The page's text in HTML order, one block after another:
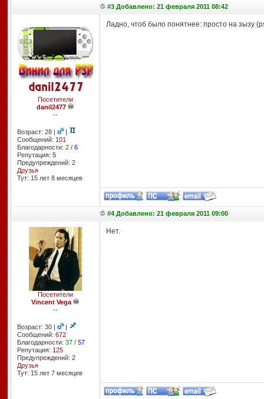
#3 Добавлено: 21 февраля 2011 08:42
Посетители
danil2477
--
Возраст: 28 |
|
Сообщений: 101
Благодарности: 2/ 6
Репутация: 5
Предупреждений: 2
Друзья
Тут: 15 лет 8 месяцев
Ладно, чтоб было понятнее: просто на зызу
#4 Добавлено: 21 февраля 2011 09:00
Посетители
Vincent Vega
--
Возраст: 30 |
|
Сообщений: 672
Благодарности: 37/ 57
Репутация: 125
Предупреждений: 2
Друзья
Тут: 15 лет 7 месяцев
Нет.